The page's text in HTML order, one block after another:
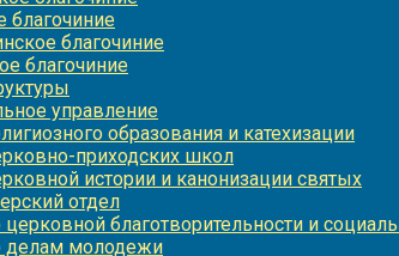
благочиние
благочиние
благочиние
управление
образования и катехизации
приходских школ
истории и канонизации святых
отдел
церковной благотворительности и
делам молодежи